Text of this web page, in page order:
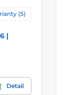
(5)
|
Detail